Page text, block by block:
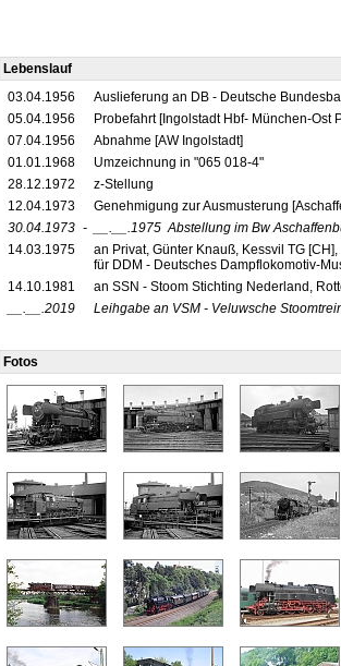
Lebenslauf
03.04.1956
Auslieferung an DB - Deutsche
05.04.1956
Probefahrt [Ingolstadt Hbf- München-Ost
07.04.1956
Abnahme [AW Ingolstadt]
01.01.1968
Umzeichnung in "065 018-4"
28.12.1972
z-Stellung
12.04.1973
Genehmigung zur Ausmusterung
30.04.1973 - __.__.1975 Abstellung im Bw
14.03.1975
an Privat, Günter Knauß, Kessvil TG [CH],
für DDM - Deutsches Dampflokomotiv-
14.10.1981
an SSN - Stoom Stichting Nederland,
__.__.2019
Leihgabe an VSM - Veluwsche
Fotos